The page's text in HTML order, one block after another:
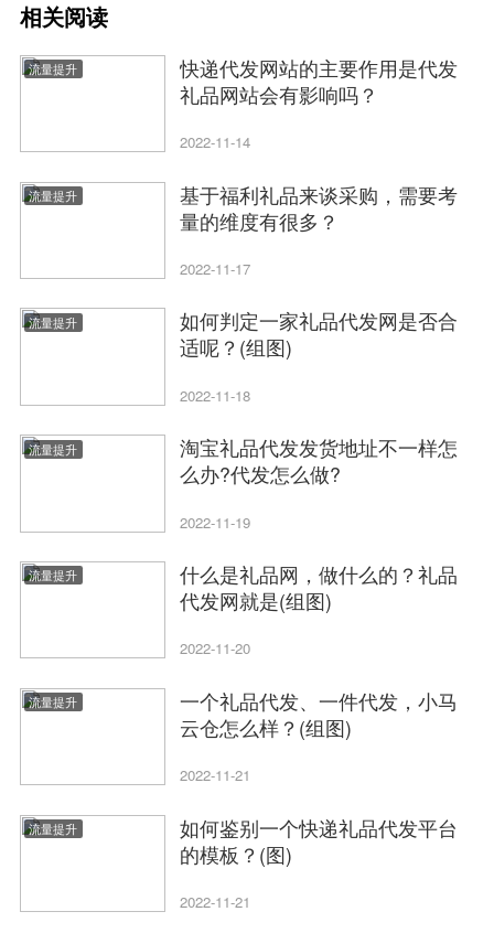
相关阅读
流量提升
快递代发网站的主要作用是代发
礼品网站会有影响吗？
2022-11-14
流量提升
基于福利礼品来谈采购，需要考
量的维度有很多？
2022-11-17
流量提升
如何判定一家礼品代发网是否合
适呢？(组图)
2022-11-18
流量提升
淘宝礼品代发发货地址不一样怎
么办?代发怎么做?
2022-11-19
流量提升
什么是礼品网，做什么的？礼品
代发网就是(组图)
2022-11-20
流量提升
一个礼品代发、一件代发，小马
云仓怎么样？(组图)
2022-11-21
流量提升
如何鉴别一个快递礼品代发平台
的模板？(图)
2022-11-21